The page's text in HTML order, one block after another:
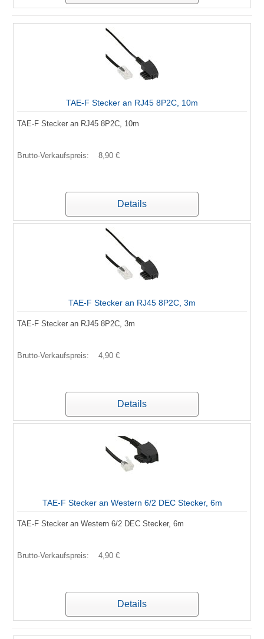
TAE-F Stecker an RJ45 8P2C, 10m
TAE-F Stecker an RJ45 8P2C, 10m
Brutto-Verkaufspreis: 8,90 €
Details
TAE-F Stecker an RJ45 8P2C, 3m
TAE-F Stecker an RJ45 8P2C, 3m
Brutto-Verkaufspreis: 4,90 €
Details
TAE-F Stecker an Western 6/2 DEC Stecker, 6m
TAE-F Stecker an Western 6/2 DEC Stecker, 6m
Brutto-Verkaufspreis: 4,90 €
Details